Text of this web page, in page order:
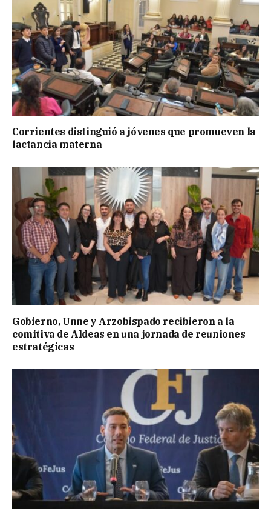
Corrientes distinguió a jóvenes que promueven la
lactancia materna
Gobierno, Unne y Arzobispado recibieron a la
comitiva de Aldeas en una jornada de reuniones
estratégicas